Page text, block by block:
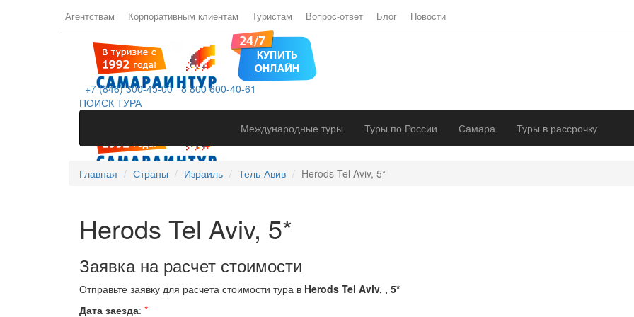
Агентствам Корпоративным клиентам Туристам Вопрос-ответ Блог Новости
+7 (846) 300-45-00 8 800 600-40-61
ПОИСК ТУРА
Международные туры
Туры по России Самара Туры в рассрочку
Главная Страны Израиль Тель-Авив Herods Tel Aviv, 5*
Herods Tel Aviv, 5*
Заявка на расчет стоимости
Отправьте заявку для расчета стоимости тура в Herods Tel Aviv, , 5*
Дата заезда: *